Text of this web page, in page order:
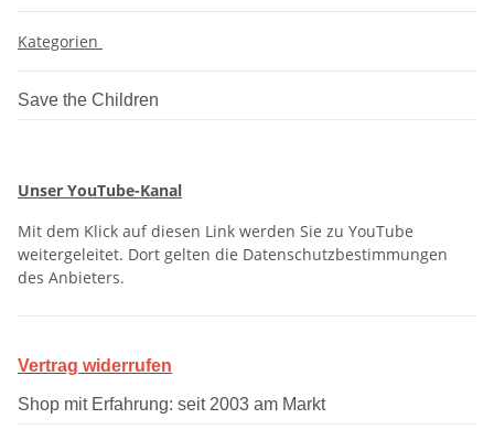
Kategorien
Save the Children
Unser YouTube-Kanal
Mit dem Klick auf diesen Link werden Sie zu YouTube
weitergeleitet. Dort gelten die Datenschutzbestimmungen
des Anbieters.
Vertrag widerrufen
Shop mit Erfahrung: seit 2003 am Markt